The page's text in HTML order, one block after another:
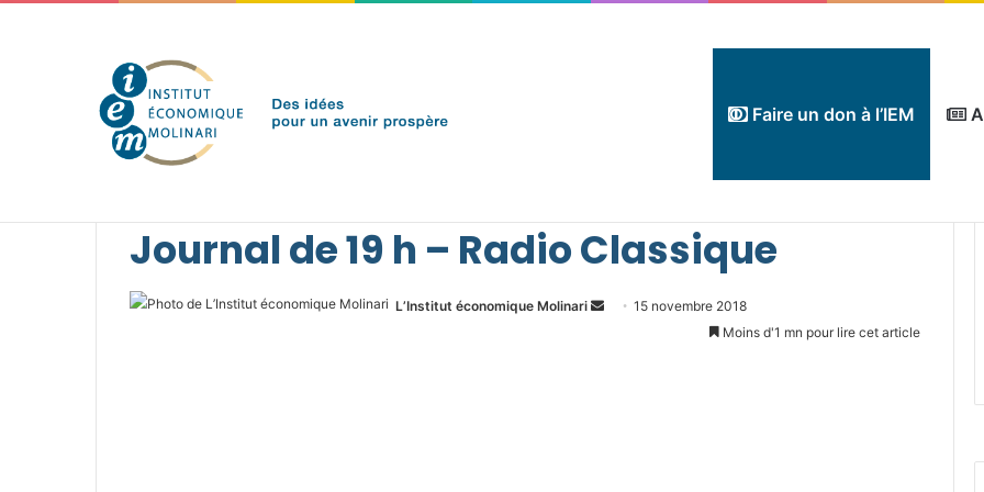
Faire un don à l’IEM
samedi 8 août 2026 Brèves de l'IEM
Journal de 19 h – Radio Classique
L’Institut économique Molinari
Envoyer15 novembre 2018
Moins d'1 mn pour lire cet article